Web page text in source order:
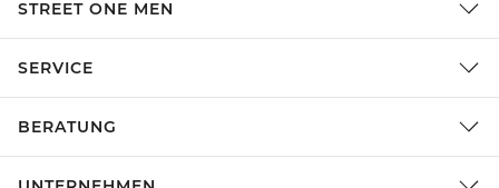
STREET ONE MEN
SERVICE
BERATUNG